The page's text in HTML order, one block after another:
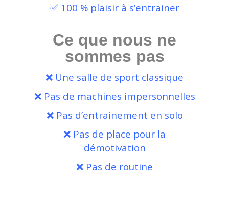
✅ 100 % plaisir à s’entrainer
Ce que nous ne
sommes pas
❌ Une salle de sport classique
❌ Pas de machines impersonnelles
❌ Pas d’entrainement en solo
❌ Pas de place pour la
démotivation
❌ Pas de routine